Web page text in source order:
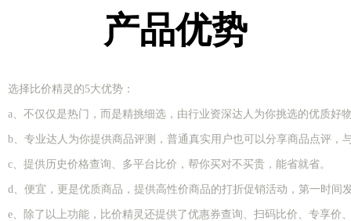
产品优势
选择比价精灵的5大优势：
a、不仅仅是热门，而是精挑细选，由行业资深达人为你挑选的优质好
b、专业达人为你提供商品评测，普通真实用户也可以分享商品点评，
c、提供历史价格查询、多平台比价，帮你买对不买贵，能省就省。
d、便宜，更是优质商品，提供高性价商品的打折促销活动，第一时间
e、除了以上功能，比价精灵还提供了优惠券查询、扫码比价、专享